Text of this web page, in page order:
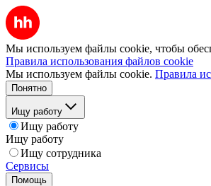
Мы используем файлы cookie, чтобы
Правила использования файлов cookie
Мы используем файлы cookie. Правила
Понятно
Ищу работу
Ищу работу
Ищу работу
Ищу сотрудника
Сервисы
Помощь